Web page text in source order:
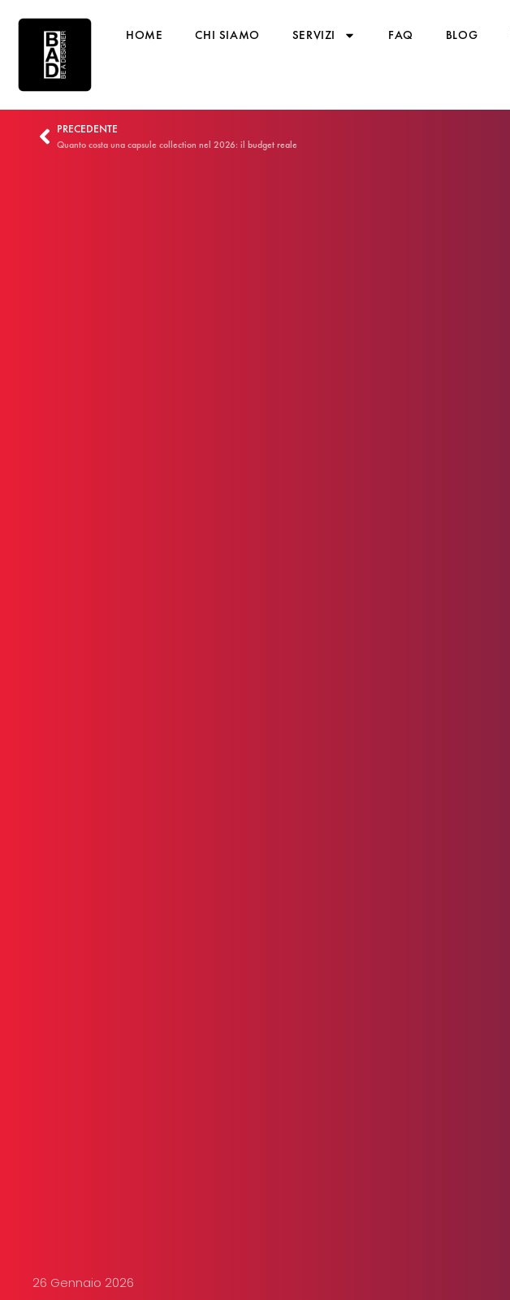
HOME CHI SIAMO SERVIZI FAQ BLOG
PRECEDENTE
Quanto costa una capsule collection nel 2026: il budget reale
26 Gennaio 2026